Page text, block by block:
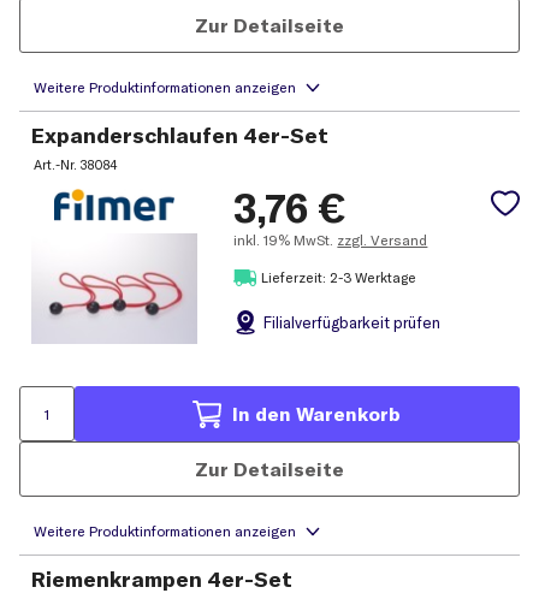
Zur Detailseite
Expanderschlaufen 4er-Set
Art.-Nr.38084
3,76 €
inkl. 19% MwSt. zzgl. Versand
Lieferzeit: 2-3 Werktage
Filialverfügbarkeit prüfen
In den Warenkorb
Zur Detailseite
Riemenkrampen 4er-Set